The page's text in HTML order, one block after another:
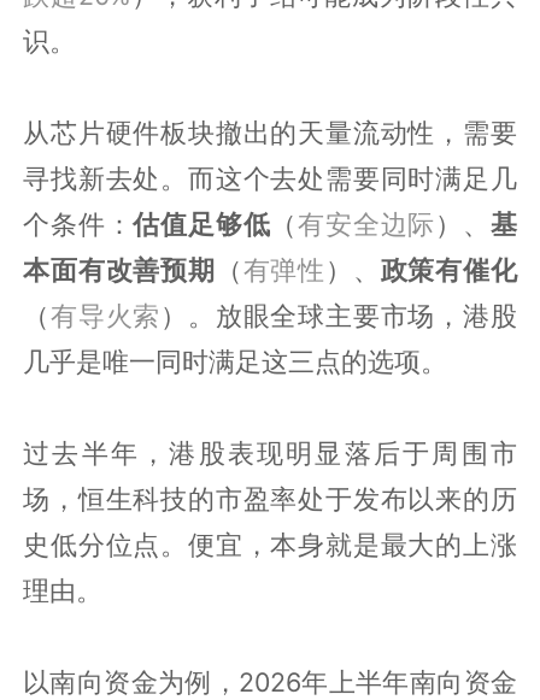
识。
从芯片硬件板块撤出的天量流动性，需要
寻找新去处。而这个去处需要同时满足几
个条件：估值足够低 （有安全边际）、 基
本面有改善预期
（有弹性）、 政策有催化
（有导火索）。放眼全球主要市场，港股
几乎是唯一同时满足这三点的选项。
过去半年，港股表现明显落后于周围市
场，恒生科技的市盈率处于发布以来的历
史低分位点。便宜，本身就是最大的上涨
理由。
以南向资金为例，2026年上半年南向资金